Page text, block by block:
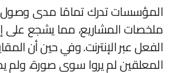
المؤسسات تدرك تمامًا مدى
ملخصات المشاريع، مما يشجع على
الفعل عبر الإنترنت. وفي حين أن
المعلقين لم يروا سوى صورة، ولم